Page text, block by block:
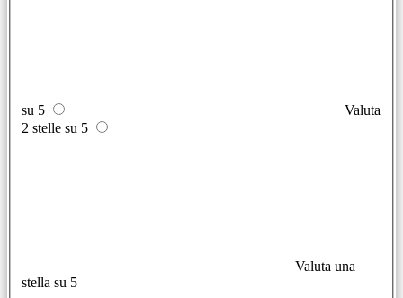
su 5
Valuta
2 stelle su 5
Valuta una
stella su 5